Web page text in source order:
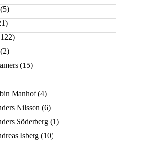
(5)
(2)
(15)
Manhof(4)
Nilsson (6)
Söderberg (1)
Isberg (10)